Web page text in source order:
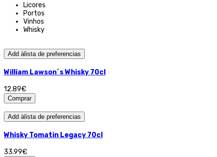
Licores
Portos
Vinhos
Whisky
Add àlista de preferencias
William Lawson´s Whisky 70cl
12.89€
Comprar
Add àlista de preferencias
Whisky Tomatin Legacy 70cl
33.99€